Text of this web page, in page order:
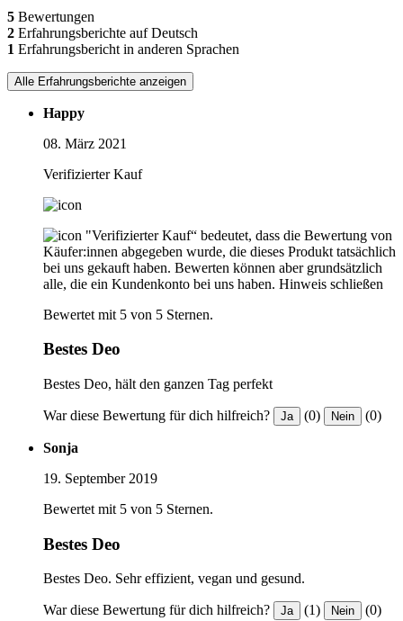
5 Bewertungen
2 Erfahrungsberichte auf Deutsch
1 Erfahrungsbericht in anderen Sprachen
Alle Erfahrungsberichte anzeigen
Happy
08. März 2021
Verifizierter Kauf
"Verifizierter Kauf“ bedeutet, dass die Bewertung von
Käufer:innen abgegeben wurde, die dieses Produkt tatsächlich
bei uns gekauft haben. Bewerten können aber grundsätzlich
alle, die ein Kundenkonto bei uns haben. Hinweis schließen
Bewertet mit 5 von 5 Sternen.
Bestes Deo
Bestes Deo, hält den ganzen Tag perfekt
War diese Bewertung für dich hilfreich? Ja (0) Nein (0)
Sonja
19. September 2019
Bewertet mit 5 von 5 Sternen.
Bestes Deo
Bestes Deo. Sehr effizient, vegan und gesund.
War diese Bewertung für dich hilfreich? Ja (1) Nein (0)